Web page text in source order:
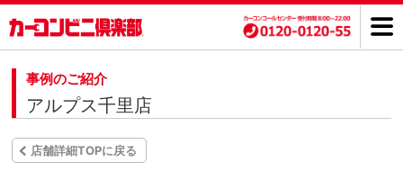
事例のご紹介
アルプス千里店
店舗詳細TOPに戻る